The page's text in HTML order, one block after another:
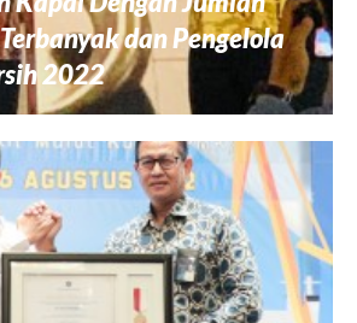
dan Pengelola
2022